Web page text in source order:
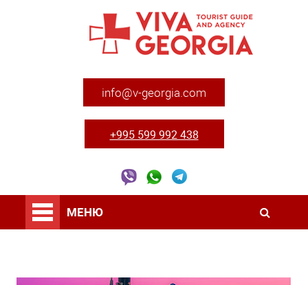
info@v-georgia.com
+995 599 992 438
МЕНЮ